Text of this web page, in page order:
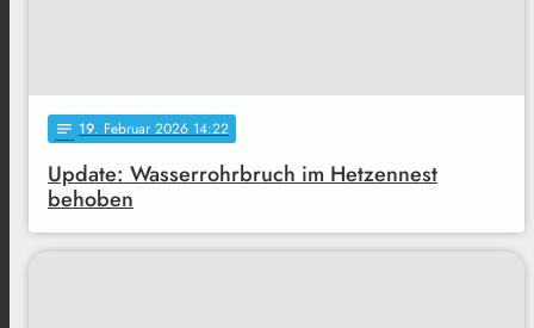
notes 19. Februar 2026 14:22
Update: Wasserrohrbruch im Hetzennest
behoben